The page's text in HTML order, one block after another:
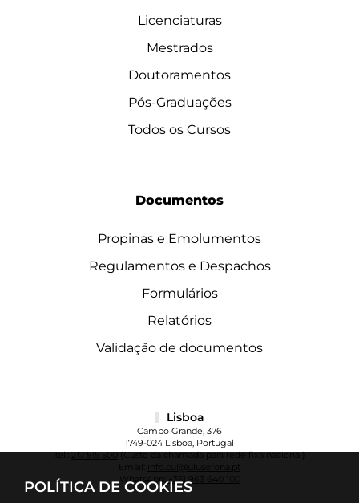
POLÍTICA DE COOKIES
Licenciaturas
Mestrados
Doutoramentos
Pós-Graduações
Todos os Cursos
Documentos
Propinas e Emolumentos
Regulamentos e Despachos
Formulários
Relatórios
Validação de documentos
Lisboa
Campo Grande, 376
1749-024 Lisboa, Portugal
Tel.:217 515 500(Custo da chamada para rede fixa nacional)
info.cul@ulusofona.pt
WhatsApp:+351 963 640 100